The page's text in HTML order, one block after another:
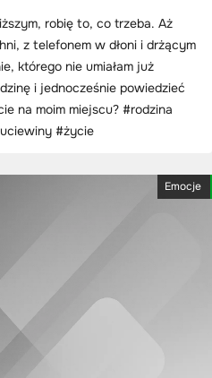
robię to, co trzeba. Aż
z telefonem w dłoni i drżącym
którego nie umiałam już
i jednocześnie powiedzieć
na moim miejscu? #rodzina
#życie
Emocje